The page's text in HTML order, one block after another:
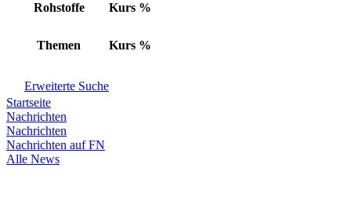
Rohstoffe Kurs %
Themen Kurs %
Erweiterte Suche
Startseite
Nachrichten
Nachrichten
Nachrichten auf FN
Alle News